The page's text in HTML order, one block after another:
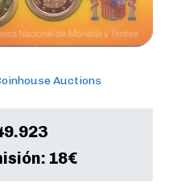
Auctions
18€